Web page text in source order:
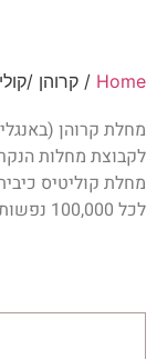
Home / קרוהן /
לקבוצת מחלות
לכל 100,000 נפשות באוכלוסייה מדי שנה